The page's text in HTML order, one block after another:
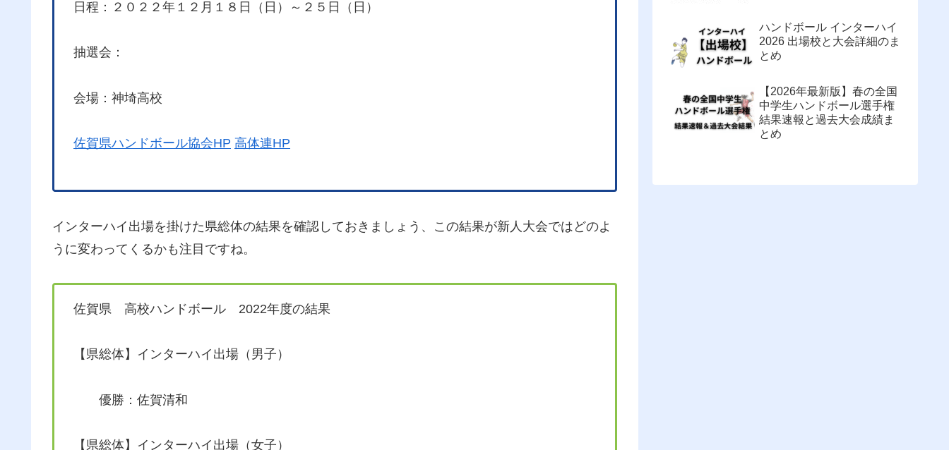
日程：２０２２年１２月１８日（日）～２５日（日）
抽選会：
会場：神埼高校
佐賀県ハンドボール協会HP 高体連HP
インターハイ出場を掛けた県総体の結果を確認しておきましょう、この結果が新人大会ではどのよ
うに変わってくるかも注目ですね。
佐賀県 高校ハンドボール 2022年度の結果
【県総体】インターハイ出場（男子）
優勝：佐賀清和
【県総体】インターハイ出場（女子）
ハンドボール インターハイ
2026 出場校と大会詳細のま
とめ
【2026年最新版】春の全国
中学生ハンドボール選手権
結果速報と過去大会成績ま
とめ